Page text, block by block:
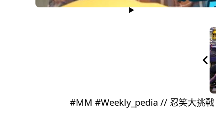
#MM #Weekly_pedia // 忍笑大挑戰